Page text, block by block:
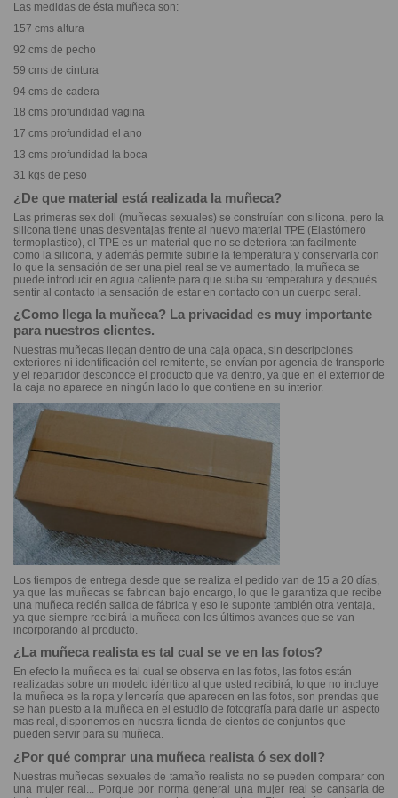
Las medidas de ésta muñeca son:
157 cms altura
92 cms de pecho
59 cms de cintura
94 cms de cadera
18 cms profundidad vagina
17 cms profundidad el ano
13 cms profundidad la boca
31 kgs de peso
¿De que material está realizada la muñeca?
Las primeras sex doll (muñecas sexuales) se construían con silicona, pero la
silicona tiene unas desventajas frente al nuevo material TPE (Elastómero
termoplastico), el TPE es un material que no se deteriora tan facilmente
como la silicona, y además permite subirle la temperatura y conservarla con
lo que la sensación de ser una piel real se ve aumentado, la muñeca se
puede introducir en agua caliente para que suba su temperatura y después
sentir al contacto la sensación de estar en contacto con un cuerpo seral.
¿Como llega la muñeca? La privacidad es muy importante
para nuestros clientes.
Nuestras muñecas llegan dentro de una caja opaca, sin descripciones
exteriores ni identificación del remitente, se envían por agencia de transporte
y el repartidor desconoce el producto que va dentro, ya que en el exterrior de
la caja no aparece en ningún lado lo que contiene en su interior.
Los tiempos de entrega desde que se realiza el pedido van de 15 a 20 días,
ya que las muñecas se fabrican bajo encargo, lo que le garantiza que recibe
una muñeca recién salida de fábrica y eso le suponte también otra ventaja,
ya que siempre recibirá la muñeca con los últimos avances que se van
incorporando al producto.
¿La muñeca realista es tal cual se ve en las fotos?
En efecto la muñeca es tal cual se observa en las fotos, las fotos están
realizadas sobre un modelo idéntico al que usted recibirá, lo que no incluye
la muñeca es la ropa y lencería que aparecen en las fotos, son prendas que
se han puesto a la muñeca en el estudio de fotografía para darle un aspecto
mas real, disponemos en nuestra tienda de cientos de conjuntos que
pueden servir para su muñeca.
¿Por qué comprar una muñeca realista ó sex doll?
Nuestras muñecas sexuales de tamaño realista no se pueden comparar con
una mujer real... Porque por norma general una mujer real se cansaría de